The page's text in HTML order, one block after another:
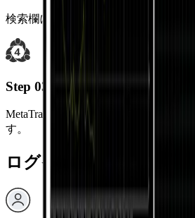
検索欄に “MetaTrader 4” と入力します
Step 03
MetaTrader 4アプリをダウンロードし
す。
ログイン方法